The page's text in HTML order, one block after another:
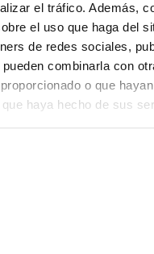
el tráfico. Además,
el uso que haga del
de redes sociales,
combinarla con
o que
haya hecho de sus